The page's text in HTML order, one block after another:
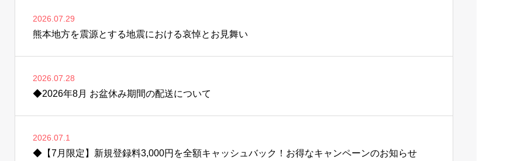
2026.07.29
熊本地方を震源とする地震における哀悼とお見舞い
2026.07.28
◆2026年8月 お盆休み期間の配送について
2026.07.1
◆【7月限定】新規登録料3,000円を全額キャッシュバック！お得なキャンペーンのお知らせ